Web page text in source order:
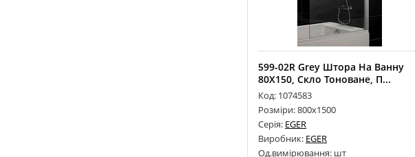
599-02R Grey Штора На Ванну
80Х150, Скло Тоноване, П...
Код: 1074583
Розміри: 800х1500
Серія: EGER
Виробник: EGER
Од.вимірювання: шт